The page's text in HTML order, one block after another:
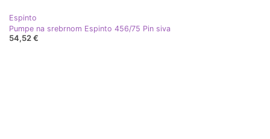
Espinto
Pumpe na srebrnom Espinto 456/75 Pin siva
54,52 €